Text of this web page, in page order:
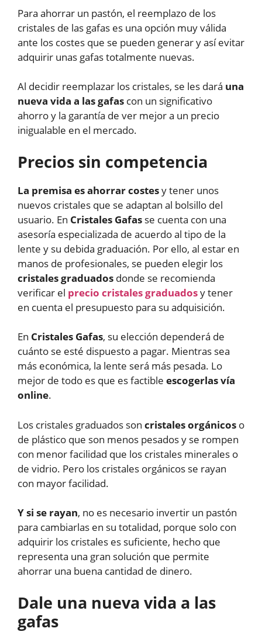
Para ahorrar un pastón, el reemplazo de los
cristales de las gafas es una opción muy válida
ante los costes que se pueden generar y así evitar
adquirir unas gafas totalmente nuevas.
Al decidir reemplazar los cristales, se les dará una
nueva vida a las gafas con un significativo
ahorro y la garantía de ver mejor a un precio
inigualable en el mercado.
Precios sin competencia
La premisa es ahorrar costesy tener unos
nuevos cristales que se adaptan al bolsillo del
usuario. En Cristales Gafas se cuenta con una
asesoría especializada de acuerdo al tipo de la
lente y su debida graduación. Por ello, al estar en
manos de profesionales, se pueden elegir los
cristales graduados donde se recomienda
verificar el precio cristales graduadosy tener
en cuenta el presupuesto para su adquisición.
En Cristales Gafas, su elección dependerá de
cuánto se esté dispuesto a pagar. Mientras sea
más económica, la lente será más pesada. Lo
mejor de todo es que es factible escogerlas vía
online.
Los cristales graduados son cristales orgánicos o
de plástico que son menos pesados y se rompen
con menor facilidad que los cristales minerales o
de vidrio. Pero los cristales orgánicos se rayan
con mayor facilidad.
Y si se rayan, no es necesario invertir un pastón
para cambiarlas en su totalidad, porque solo con
adquirir los cristales es suficiente, hecho que
representa una gran solución que permite
ahorrar una buena cantidad de dinero.
Dale una nueva vida a las
gafas